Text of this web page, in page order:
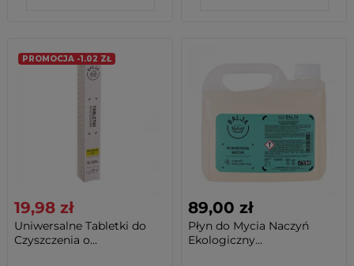
PROMOCJA -1.02 ZŁ
19,98 zł
Uniwersalne Tabletki do
Czyszczenia o...
89,00 zł
Płyn do Mycia Naczyń
Ekologiczny...